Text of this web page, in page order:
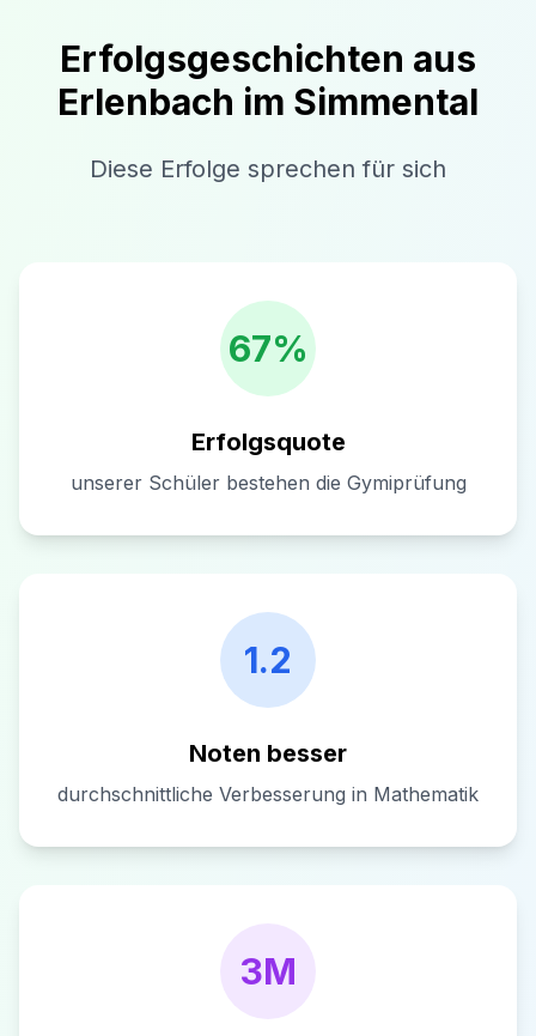
Erfolgsgeschichten aus
Erlenbach im Simmental
Diese Erfolge sprechen für sich
67%
Erfolgsquote
unserer Schüler bestehen die Gymiprüfung
1.2
Noten besser
durchschnittliche Verbesserung in Mathematik
3M